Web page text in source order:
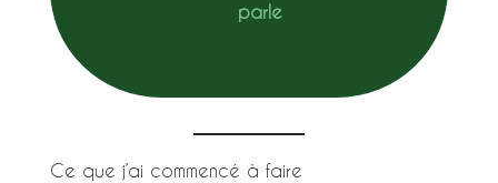
parle
Ce que j’ai commencé à faire